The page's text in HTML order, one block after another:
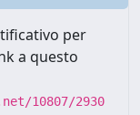
per
a questo
10807/2930